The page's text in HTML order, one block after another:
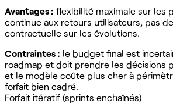
Avantages : flexibilité maximale sur les
continue aux retours utilisateurs, pas
contractuelle sur les évolutions.
Contraintes : le budget final est
roadmap et doit prendre les décisions
et le modèle coûte plus cher à
forfait bien cadré.
Forfait itératif (sprints enchaînés)